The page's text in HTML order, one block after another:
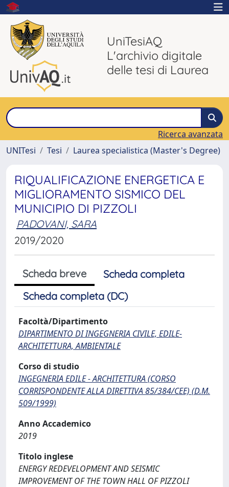
UniTesiAQ
L'archivio digitale
delle tesi di Laurea
Ricerca avanzata
UNITesi
Tesi Laurea specialistica (Master's Degree)
RIQUALIFICAZIONE ENERGETICA E
MIGLIORAMENTO SISMICO DEL
MUNICIPIO DI PIZZOLI
PADOVANI, SARA
2019/2020
Scheda breve
Scheda completa
Scheda completa (DC)
Facoltà/Dipartimento
DIPARTIMENTO DI INGEGNERIA CIVILE, EDILE-
ARCHITETTURA, AMBIENTALE
Corso di studio
INGEGNERIA EDILE - ARCHITETTURA (CORSO
CORRISPONDENTE ALLA DIRETTIVA 85/384/CEE) (D.M.
509/1999)
Anno Accademico
2019
Titolo inglese
ENERGY REDEVELOPMENT AND SEISMIC
IMPROVEMENT OF THE TOWN HALL OF PIZZOLI